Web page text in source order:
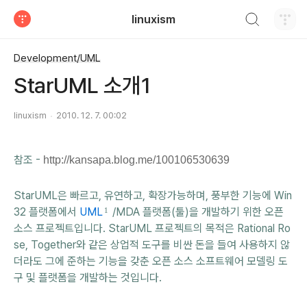
linuxism
Development/UML
StarUML 소개1
linuxism 2010. 12. 7. 00:02
참조 - http://kansapa.blog.me/100106530639
StarUML은 빠르고, 유연하고, 확장가능하며, 풍부한 기능에 Win
32 플랫폼에서 UML 1
/MDA 플랫폼(툴)을 개발하기 위한 오픈
소스 프로젝트입니다. StarUML 프로젝트의 목적은 Rational Ro
se, Together와 같은 상업적 도구를 비싼 돈을 들여 사용하지 않
더라도 그에 준하는 기능을 갖춘 오픈 소스 소프트웨어 모델링 도
구 및 플랫폼을 개발하는 것입니다.